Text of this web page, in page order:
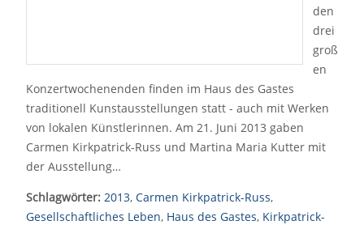
den
drei
groß
en
Konzertwochenenden finden im Haus des Gastes
traditionell Kunstausstellungen statt - auch mit Werken
von lokalen Künstlerinnen. Am 21. Juni 2013 gaben
Carmen Kirkpatrick-Russ und Martina Maria Kutter mit
der Ausstellung…
Schlagwörter: 2013, Carmen Kirkpatrick-Russ,
Gesellschaftliches Leben, Haus des Gastes, Kirkpatrick-